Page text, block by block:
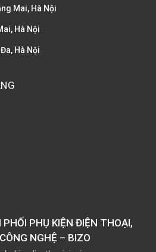
Mai, Hà Nội
Hà Nội
Hà Nội
PHỤ KIỆN ĐIỆN THOẠI,
NGHỆ – BIZO